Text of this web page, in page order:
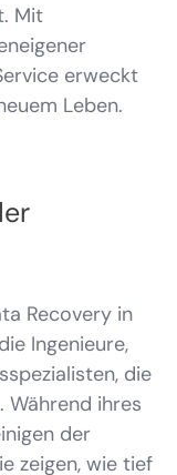
Mit
erweckt
Leben.
Recovery in
Ingenieure,
die
Während ihres
der
zeigen, wie tief